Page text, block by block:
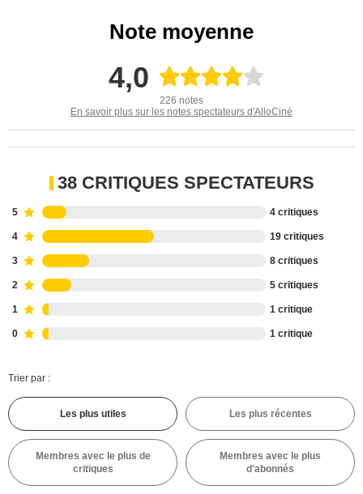
Note moyenne
4,0
226 notes
En savoir plus sur les notes spectateurs d'AlloCiné
38 CRITIQUES SPECTATEURS
5 4 critiques
4 19 critiques
3 8 critiques
2 5 critiques
1 1 critique
0 1 critique
Trier par :
Les plus utiles Les plus récentes
Membres avec le plus de
critiques
Membres avec le plus
d'abonnés